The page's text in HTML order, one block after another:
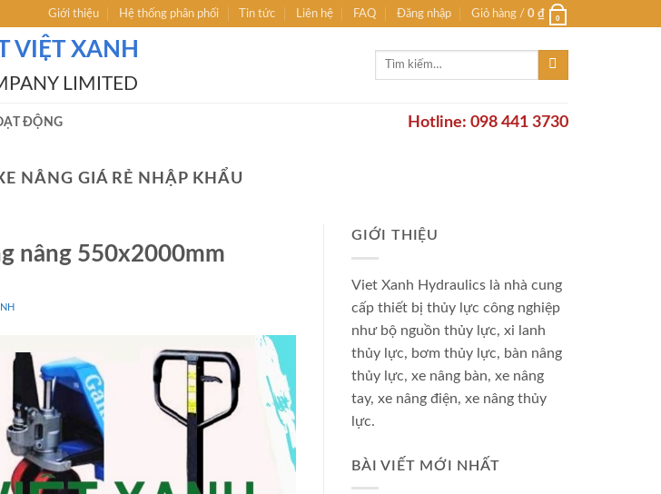
Giới thiệu Hệ thống phân phối Tin tức Liên hệ FAQ Đăng nhập Giỏ hàng / 0 ₫ 0
VIỆT XANH
LIMITED
Tìm
ĐỘNG Hotline: 098 441 3730
NÂNG GIÁ RẺ NHẬP KHẨU
nâng 550x2000mm
GIỚI THIỆU
Viet Xanh Hydraulics là nhà cung
cấp thiết bị thủy lực công nghiệp
như bộ nguồn thủy lực, xi lanh
thủy lực, bơm thủy lực, bàn nâng
thủy lực, xe nâng bàn, xe nâng
tay, xe nâng điện, xe nâng thủy
lực.
BÀI VIẾT MỚI NHẤT